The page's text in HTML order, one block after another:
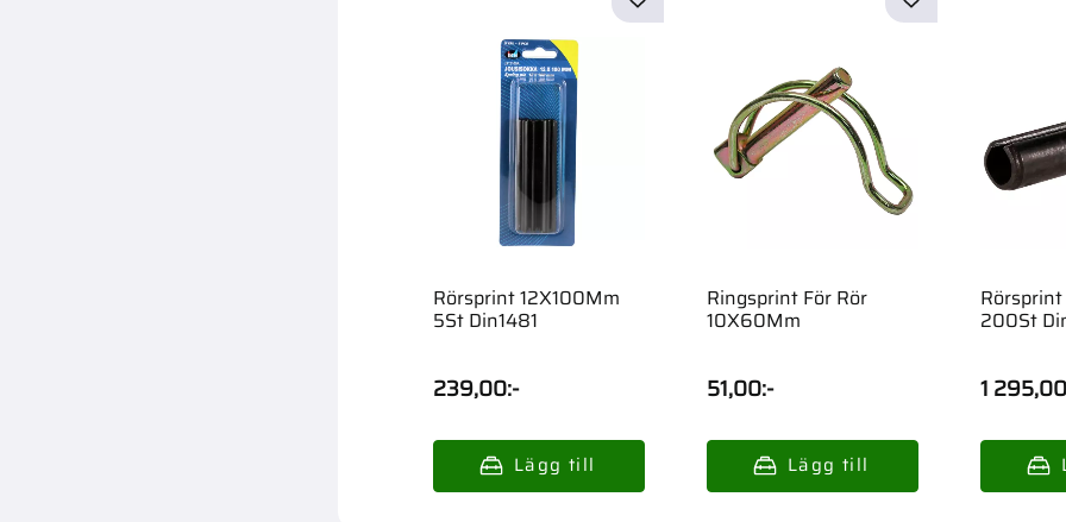
Rörsprint 12X100Mm
5St Din1481
239,00:-
Ringsprint För Rör
10X60Mm
51,00:-
200St
1 295,00